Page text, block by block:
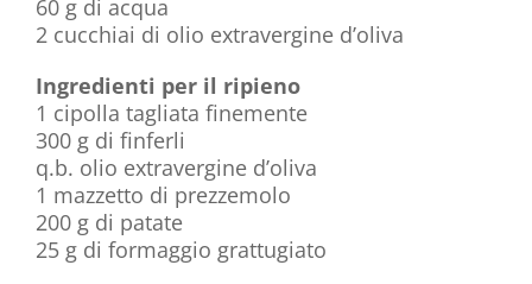
60 g di acqua
2 cucchiai di olio extravergine d’oliva
Ingredienti per il ripieno
1 cipolla tagliata finemente
300 g di finferli
q.b. olio extravergine d’oliva
1 mazzetto di prezzemolo
200 g di patate
25 g di formaggio grattugiato